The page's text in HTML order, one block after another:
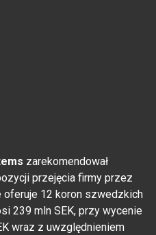
zarekomendował
przejęcia firmy przez
oferuje 12 koron szwedzkich
239 mln SEK, przy wycenie
wraz z uwzględnieniem